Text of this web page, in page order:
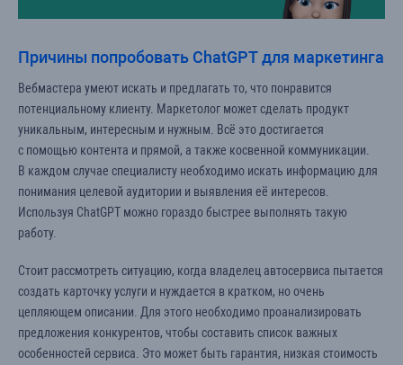
Причины попробовать ChatGPT для маркетинга
Вебмастера умеют искать и предлагать то, что понравится
потенциальному клиенту. Маркетолог может сделать продукт
уникальным, интересным и нужным. Всё это достигается
с помощью контента и прямой, а также косвенной коммуникации.
В каждом случае специалисту необходимо искать информацию для
понимания целевой аудитории и выявления её интересов.
Используя ChatGPT можно гораздо быстрее выполнять такую
работу.
Стоит рассмотреть ситуацию, когда владелец автосервиса пытается
создать карточку услуги и нуждается в кратком, но очень
цепляющем описании. Для этого необходимо проанализировать
предложения конкурентов, чтобы составить список важных
особенностей сервиса. Это может быть гарантия, низкая стоимость